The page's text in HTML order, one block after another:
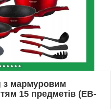
з мармуровим
15 предметів (EB-